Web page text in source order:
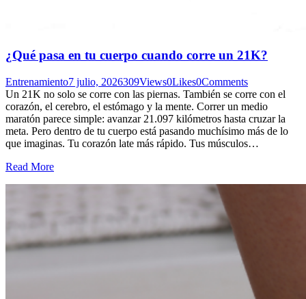
¿Qué pasa en tu cuerpo cuando corre un 21K?
Entrenamiento7 julio, 2026309Views0Likes0Comments
Un 21K no solo se corre con las piernas. También se corre con el
corazón, el cerebro, el estómago y la mente. Correr un medio
maratón parece simple: avanzar 21.097 kilómetros hasta cruzar la
meta. Pero dentro de tu cuerpo está pasando muchísimo más de lo
que imaginas. Tu corazón late más rápido. Tus músculos…
Read More